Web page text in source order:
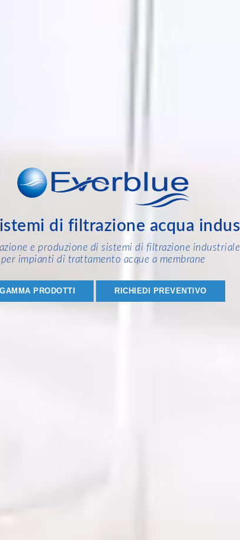
di filtrazione acqua
e produzione di sistemi di filtrazione industriale
per impianti di trattamento acque a membrane
GAMMA PRODOTTI RICHIEDI PREVENTIVO